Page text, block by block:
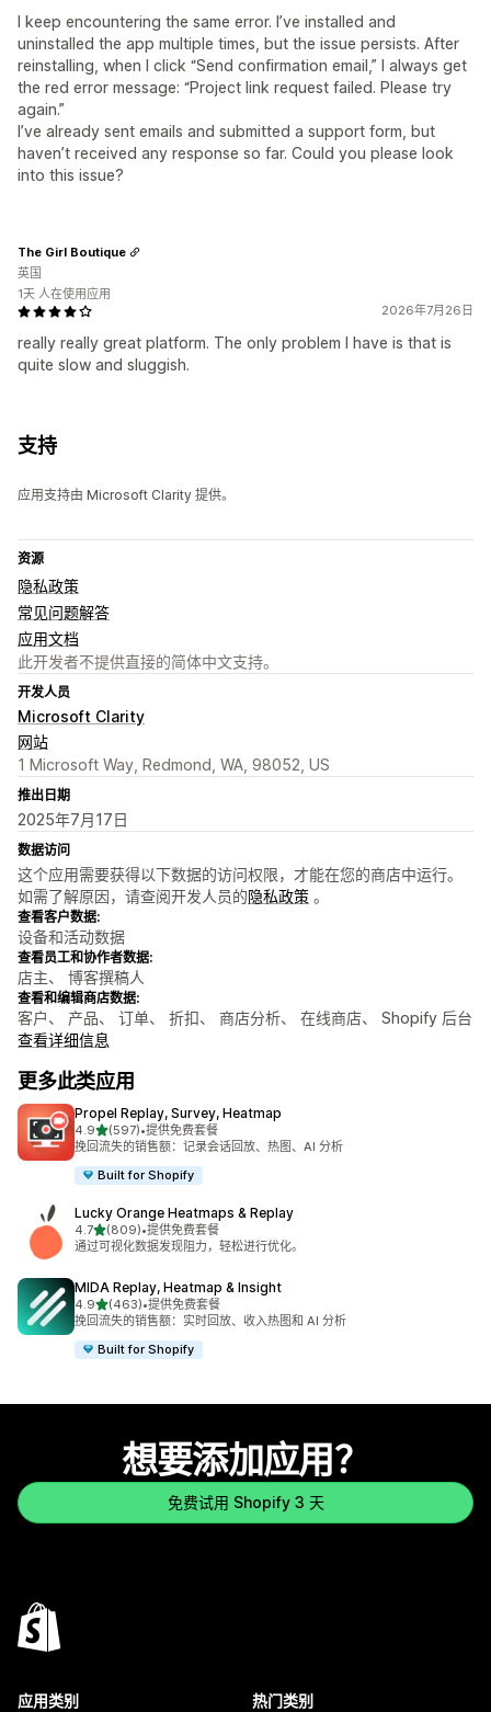
I keep encountering the same error. I’ve installed and
uninstalled the app multiple times, but the issue persists. After
reinstalling, when I click “Send confirmation email,” I always get
the red error message: “Project link request failed. Please try
again.”
I’ve already sent emails and submitted a support form, but
haven’t received any response so far. Could you please look
into this issue?
2026年7月26日
really really great platform. The only problem I have is that is
quite slow and sluggish.
The Girl Boutique
英国
1天 人在使用应用
支持
应用支持由 Microsoft Clarity 提供。
资源
隐私政策
常见问题解答
应用文档
此开发者不提供直接的简体中文支持。
开发人员
Microsoft Clarity
网站
1 Microsoft Way, Redmond, WA, 98052, US
推出日期
2025年7月17日
数据访问
这个应用需要获得以下数据的访问权限，才能在您的商店中运行。
如需了解原因，请查阅开发人员的隐私政策 。
查看客户数据:
设备和活动数据
查看员工和协作者数据:
店主、 博客撰稿人
查看和编辑商店数据:
客户、 产品、 订单、 折扣、 商店分析、 在线商店、 Shopify 后台
查看详细信息
更多此类应用
Propel Replay, Survey, Heatmap
4.9星（满分 5 星）
(597)
总共 597 条评论
•提供免费套餐
挽回流失的销售额：记录会话回放、热图、AI 分析
Built for Shopify
Lucky Orange Heatmaps & Replay
4.7星（满分 5 星）
(809)
总共 809 条评论
•提供免费套餐
通过可视化数据发现阻力，轻松进行优化。
MIDA Replay, Heatmap & Insight
4.9星（满分 5 星）
(463)
总共 463 条评论
•提供免费套餐
挽回流失的销售额：实时回放、收入热图和 AI 分析
Built for Shopify
想要添加应用？
免费试用 Shopify 3 天
应用类别 热门类别